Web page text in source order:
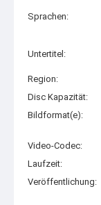
Sprachen:
Untertitel:
Region:
Disc Kapazität:
Bildformat(e):
Video-Codec:
Laufzeit:
Veröffentlichung: